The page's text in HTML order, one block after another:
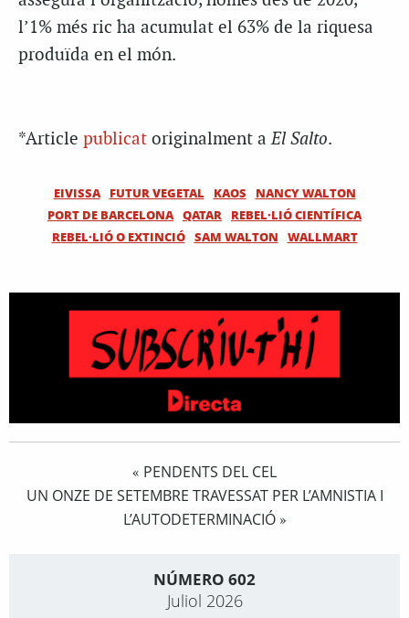
l’1% més ric ha acumulat el 63% de la riquesa
produïda en el món.
*Article publicat originalment aEl Salto.
EIVISSA FUTUR VEGETAL KAOS
NANCY WALTON
PORT DE BARCELONA QATAR
REBEL·LIÓ CIENTÍFICA
REBEL·LIÓ O EXTINCIÓ SAM WALTON WALLMART
« PENDENTS DEL CEL
UN ONZE DE SETEMBRE TRAVESSAT PER L’AMNISTIA I
L’AUTODETERMINACIÓ»
NÚMERO 602
Juliol 2026